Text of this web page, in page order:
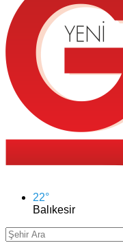
22°
Balıkesir